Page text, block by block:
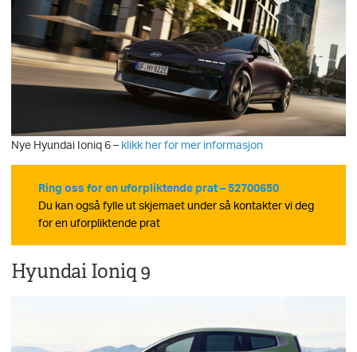
Nye Hyundai Ioniq 6 – klikk her for mer informasjon
Ring oss for en uforpliktende prat – 52700650
Du kan også fylle ut skjemaet under så kontakter vi deg
for en uforpliktende prat
Hyundai Ioniq 9